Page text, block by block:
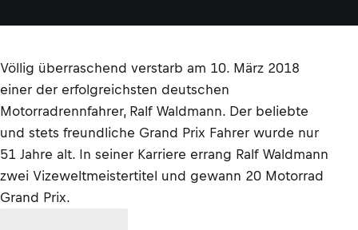
Völlig überraschend verstarb am 10. März 2018
einer der erfolgreichsten deutschen
Motorradrennfahrer, Ralf Waldmann. Der beliebte
und stets freundliche Grand Prix Fahrer wurde nur
51 Jahre alt. In seiner Karriere errang Ralf Waldmann
zwei Vizeweltmeistertitel und gewann 20 Motorrad
Grand Prix.